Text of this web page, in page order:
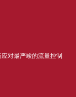
对最严峻的流量控制